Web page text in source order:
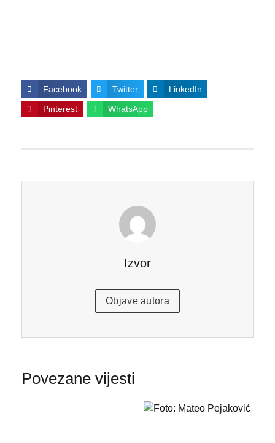
Facebook Twitter LinkedIn
Pinterest WhatsApp
Izvor
Objave autora
Povezane vijesti